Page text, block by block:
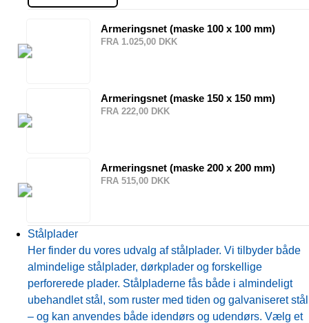
Armeringsnet (maske 100 x 100 mm)
FRA 1.025,00 DKK
Armeringsnet (maske 150 x 150 mm)
FRA 222,00 DKK
Armeringsnet (maske 200 x 200 mm)
FRA 515,00 DKK
Stålplader
Her finder du vores udvalg af stålplader. Vi tilbyder både
almindelige stålplader, dørkplader og forskellige
perforerede plader. Stålpladerne fås både i almindeligt
ubehandlet stål, som ruster med tiden og galvaniseret stål
– og kan anvendes både idendørs og udendørs. Vælg et